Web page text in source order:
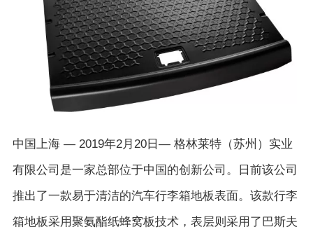
中国上海 — 2019年2月20日— 格林莱特（苏州）实业
有限公司是一家总部位于中国的创新公司。日前该公司
推出了一款易于清洁的汽车行李箱地板表面。该款行李
箱地板采用聚氨酯纸蜂窝板技术，表层则采用了巴斯夫